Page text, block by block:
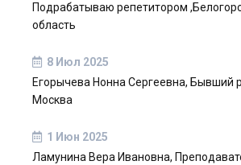
Подрабатываю репетитором
область
8 Июл 2025
Егорычева Нонна Сергеевна, Бывший
Москва
1 Июн 2025
Ламунина Вера Ивановна,